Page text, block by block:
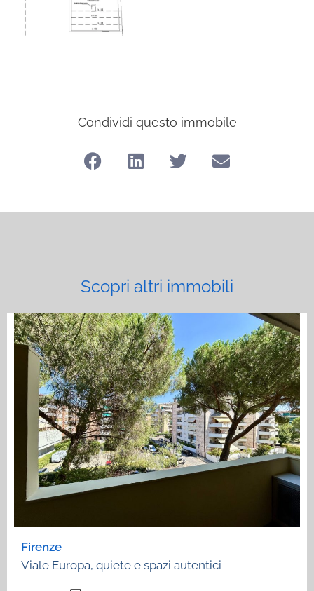
Condividi questo immobile
Scopri altri immobili
Firenze
Viale Europa, quiete e spazi autentici